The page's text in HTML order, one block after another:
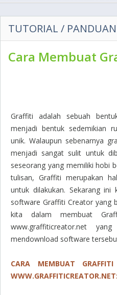
TUTORIAL / PANDUAN
Cara Membuat
Graffiti adalah sebuah
menjadi bentuk sedemikian
unik. Walaupun sebenarnya
menjadi sangat sulit untuk
seseorang yang memiliki hobi
tulisan, Graffiti merupakan
untuk dilakukan. Sekarang
software Graffiti Creator yang
kita dalam membuat
www.graffiticreator.net
mendownload software
CARA MEMBUAT
WWW.GRAFFITICREATOR.NET: